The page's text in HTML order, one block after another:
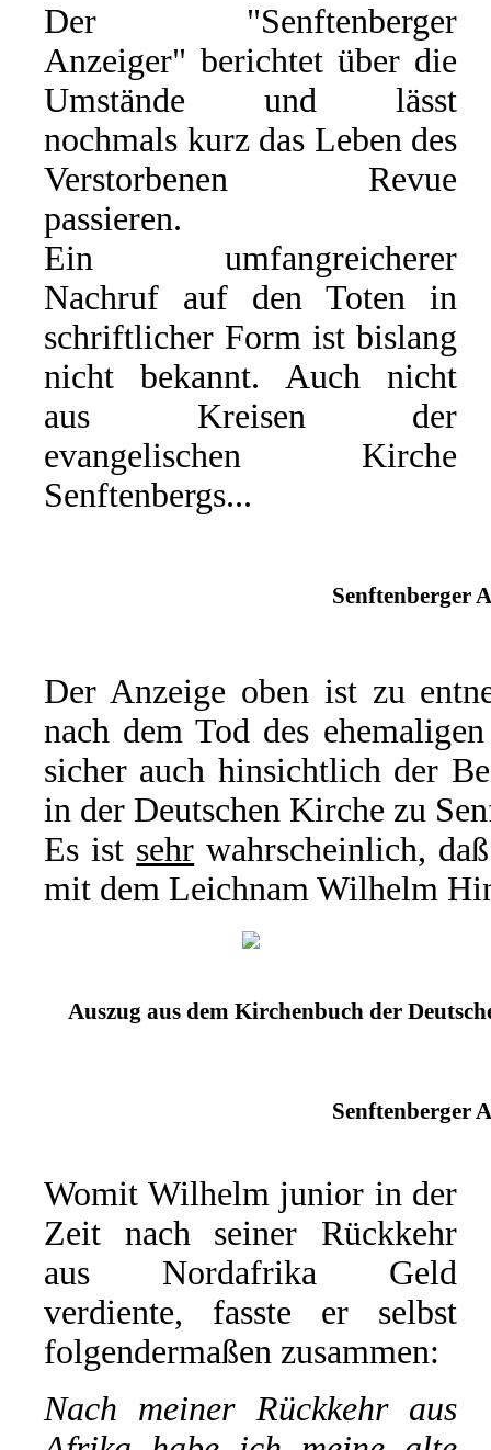
Der "Senftenberger
Anzeiger" berichtet über die
Umstände und lässt
nochmals kurz das Leben des
Verstorbenen Revue
passieren.
Ein umfangreicherer
Nachruf auf den Toten in
schriftlicher Form ist bislang
nicht bekannt. Auch nicht
aus Kreisen der
evangelischen Kirche
Senftenbergs...
Senftenberger
Der Anzeige oben ist zu
nach dem Tod des
sicher auch hinsichtlich der
in der Deutschen Kirche zu
Es ist sehr wahrscheinlich,
mit dem Leichnam Wilhelm
Auszug aus dem Kirchenbuch der
Senftenberger
Womit Wilhelm junior in der
Zeit nach seiner Rückkehr
aus Nordafrika Geld
verdiente, fasste er selbst
folgendermaßen zusammen:
Nach meiner Rückkehr aus